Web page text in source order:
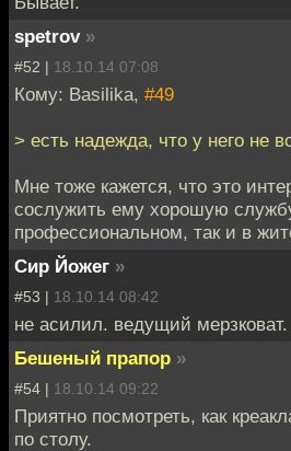
spetrov »
#52 | 18.10.14 07:08
Кому: Basilika, #49
> есть надежда, что у него не
Мне тоже кажется, что это
сослужить ему хорошую
профессиональном, так и в
Сир Йожег »
#53 | 18.10.14 08:42
не асилил. ведущий мерзковат.
Бешеный прапор »
#54 | 18.10.14 09:22
Приятно посмотреть, как
по столу.